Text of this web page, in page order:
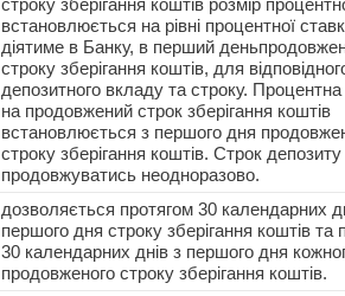
строку зберігання коштів розмір
встановлюється на рівні процентної
діятиме в Банку, в перший
строку зберігання коштів, для
депозитного вкладу та строку. Процентна
на продовжений строк зберігання коштів
встановлюється з першого дня
строку зберігання коштів. Строк
продовжуватись неодноразово.
дозволяється протягом 30 календарних
першого дня строку зберігання коштів та
30 календарних днів з першого дня
продовженого строку зберігання коштів.